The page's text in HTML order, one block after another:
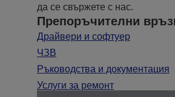
да се свържете с нас.
Препоръчителни
Драйвери и софтуер
ЧЗВ
Ръководства и документация
Услуги за ремонт